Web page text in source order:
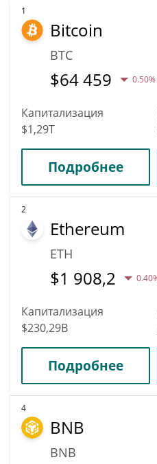
вырастет в цене. По мнению
бизнес-аналитиков, Helium
цены $0,28937149 до 2036.
1
Bitcoin
BTC
$64 459 0.50%
Капитализация
$1,29T
Подробнее
2
Ethereum
ETH
$1 908,2
Капитализация
$230,29B
Подробнее
4
BNB
BNB